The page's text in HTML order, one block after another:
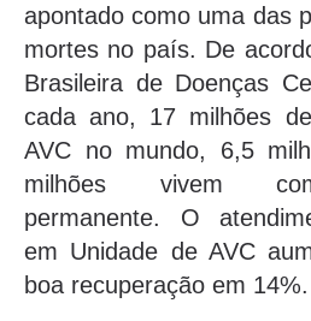
apontado como uma das
mortes no país. De
Brasileira de Doenças
cada ano, 17 milhões
AVC no mundo, 6,5
milhões vivem
permanente. O
em Unidade de AVC
boa recuperação em 14%.